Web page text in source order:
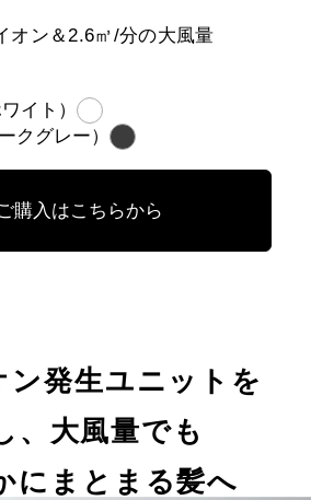
オン＆2.6㎥/分の大風量
イト）
クグレー）
購入はこちらから
ン発生ユニットを
、大風量でも
にまとまる髪へ